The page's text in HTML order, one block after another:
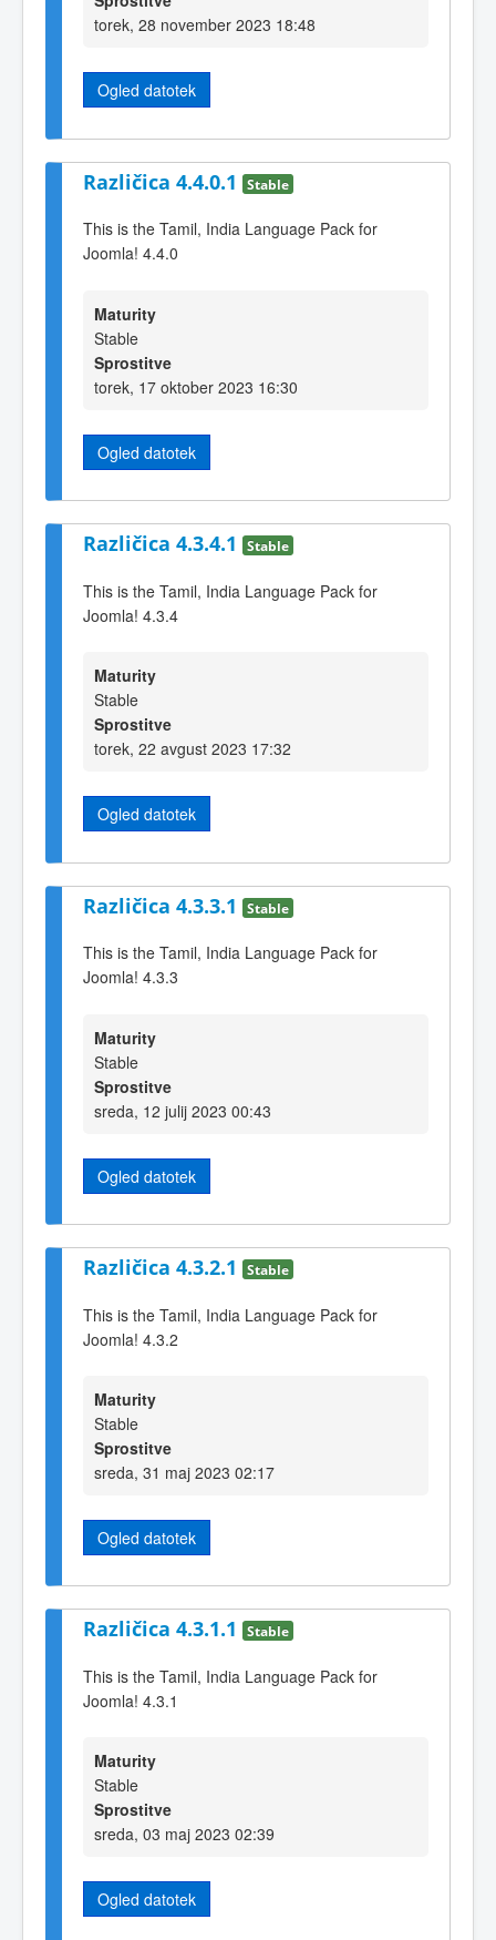
torek, 28 november 2023 18:48
Ogled datotek
Različica 4.4.0.1 Stable
This is the Tamil, India Language Pack for
Joomla! 4.4.0
Maturity
Stable
Sprostitve
torek, 17 oktober 2023 16:30
Ogled datotek
Različica 4.3.4.1 Stable
This is the Tamil, India Language Pack for
Joomla! 4.3.4
Maturity
Stable
Sprostitve
torek, 22 avgust 2023 17:32
Ogled datotek
Različica 4.3.3.1 Stable
This is the Tamil, India Language Pack for
Joomla! 4.3.3
Maturity
Stable
Sprostitve
sreda, 12 julij 2023 00:43
Ogled datotek
Različica 4.3.2.1 Stable
This is the Tamil, India Language Pack for
Joomla! 4.3.2
Maturity
Stable
Sprostitve
sreda, 31 maj 2023 02:17
Ogled datotek
Različica 4.3.1.1 Stable
This is the Tamil, India Language Pack for
Joomla! 4.3.1
Maturity
Stable
Sprostitve
sreda, 03 maj 2023 02:39
Ogled datotek